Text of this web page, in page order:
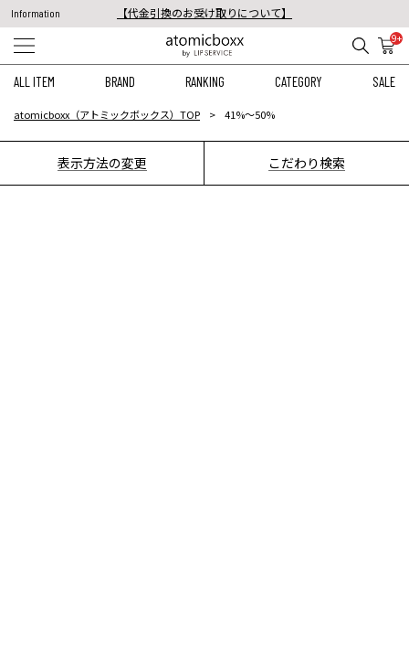
Information
【代金引換のお受け取りについて】
税込11,000円以上のご注文で送料無料！
9+
ALL ITEM BRAND RANKING CATEGORY SALE
atomicboxx（アトミックボックス）TOP 41%〜50%
表示方法の変更 こだわり検索